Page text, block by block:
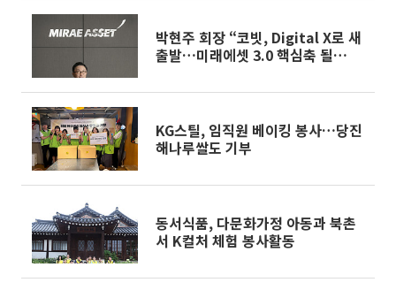
박현주 회장 “코빗, Digital X로 새
출발…미래에셋 3.0 핵심축 될
KG스틸, 임직원 베이킹 봉사…당진
해나루쌀도 기부
동서식품, 다문화가정 아동과 북촌
서 K컬처 체험 봉사활동